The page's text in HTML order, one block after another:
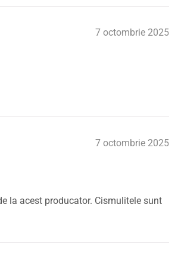
7 octombrie 2025
7 octombrie 2025
la acest producator. Cismulitele sunt